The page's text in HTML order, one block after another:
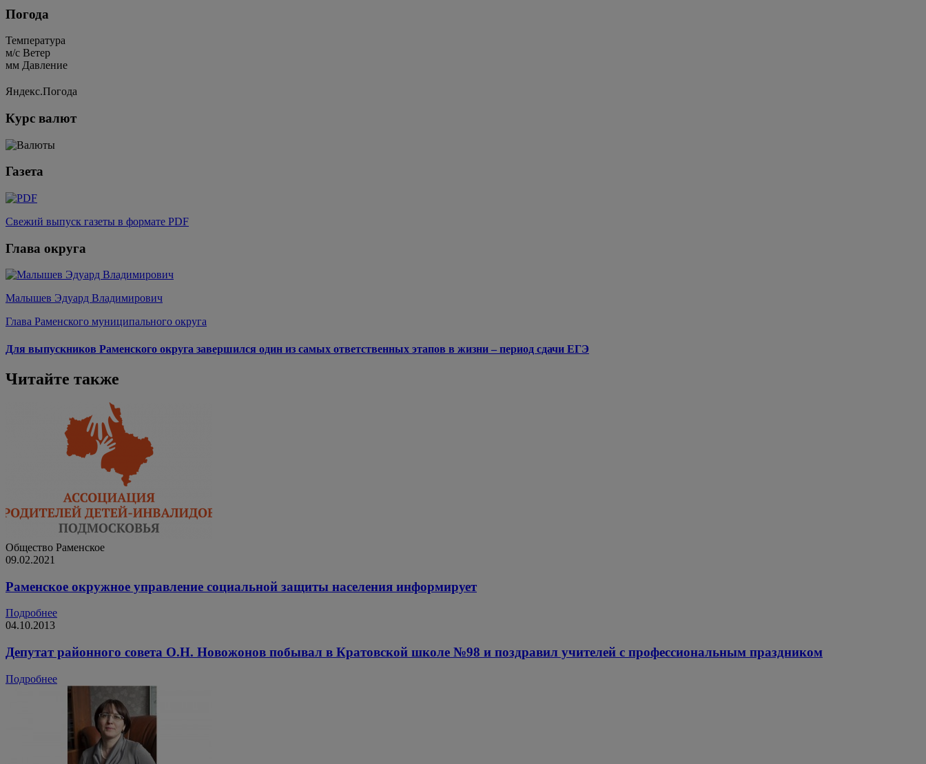
Погода
Температура
м/c Ветер
мм Давление
Яндекс.Погода
Курс валют
Газета
Свежий выпуск газеты в формате PDF
Глава округа
Малышев Эдуард Владимирович
Глава Раменского муниципального округа
Для выпускников Раменского округа завершился один из самых ответственных этапов в жизни – период сдачи ЕГЭ
Читайте также
Общество Раменское
09.02.2021
Раменское окружное управление социальной защиты населения информирует
Подробнее
04.10.2013
Депутат районного совета О.Н. Новожонов побывал в Кратовской школе №98 и поздравил учителей с профессиональным праздником
Подробнее